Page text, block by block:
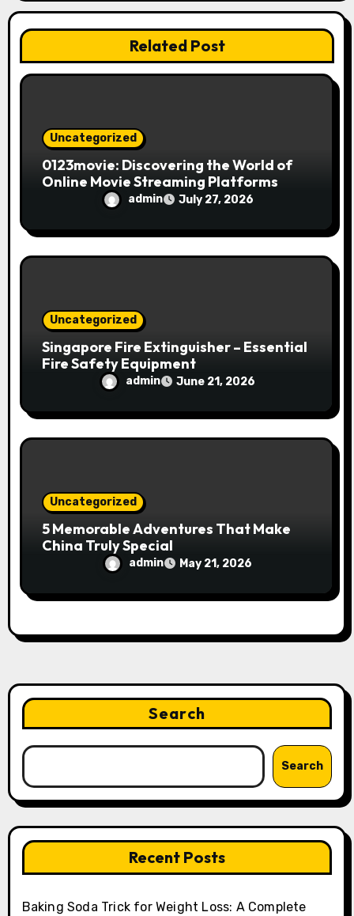
i
o
n
Related Post
Uncategorized
0123movie: Discovering the World of
Online Movie Streaming Platforms
admin July 27, 2026
Uncategorized
Singapore Fire Extinguisher – Essential
Fire Safety Equipment
admin June 21, 2026
Uncategorized
5 Memorable Adventures That Make
China Truly Special
admin May 21, 2026
Search
Search
Recent Posts
Baking Soda Trick for Weight Loss: A Complete